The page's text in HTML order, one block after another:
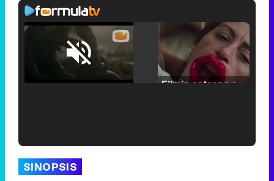
Unmute /
Loaded:
25.30%
SINOPSIS